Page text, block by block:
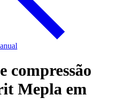
compressão
Mepla em